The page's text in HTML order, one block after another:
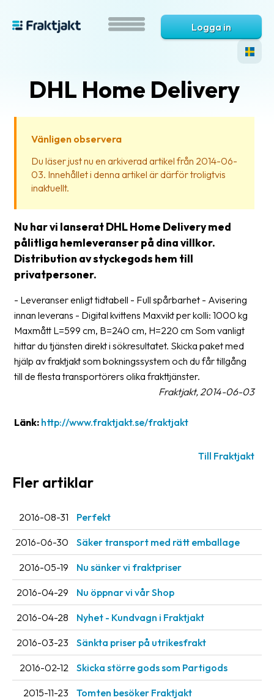
Vad
Hjälp?
frågor
&
svar
Ordlista
Paketering
Frakthandlingar
Upphämtningar
Nedladdningar
Streckkodsläsare
Kundtjänst
Om
företaget
Om
Fraktjakt
Pressrum
Logga in
DHL Home Delivery
Vänligen observera
Du läser just nu en arkiverad artikel från 2014-06-
03. Innehållet i denna artikel är därför troligtvis
inaktuellt.
Nu har vi lanserat DHL Home Delivery med
pålitliga hemleveranser på dina villkor.
Distribution av styckegods hem till
privatpersoner.
- Leveranser enligt tidtabell - Full spårbarhet - Avisering
innan leverans - Digital kvittens Maxvikt per kolli: 1000 kg
Maxmått L=599 cm, B=240 cm, H=220 cm Som vanligt
hittar du tjänsten direkt i sökresultatet. Skicka paket med
hjälp av fraktjakt som bokningssystem och du får tillgång
till de flesta transportörers olika frakttjänster.
Fraktjakt, 2014-06-03
Länk: http://www.fraktjakt.se/fraktjakt
Till Fraktjakt
Fler artiklar
2016-08-31 Perfekt
2016-06-30 Säker transport med rätt emballage
2016-05-19 Nu sänker vi fraktpriser
2016-04-29 Nu öppnar vi vår Shop
2016-04-28 Nyhet - Kundvagn i Fraktjakt
2016-03-23 Sänkta priser på utrikesfrakt
2016-02-12 Skicka större gods som Partigods
2015-11-23 Tomten besöker Fraktjakt